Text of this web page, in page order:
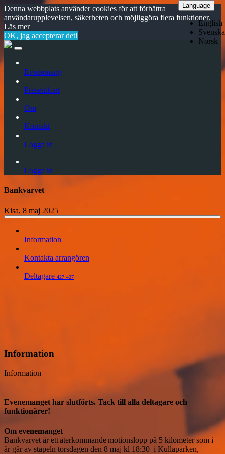
Denna webbplats använder cookies för att förbättra
användarupplevelsen, säkerheten och möjliggöra flera funktioner.
Läs mer
OK, jag accepterar det!
Evenemang
Presentkort
Om
Kontakt
Logga in
Logga in
Bankvarvet
Kisa, 8 maj 2025
Information
Kontakta arrangören
Deltagare 427 427
Information
Language
English
Svenska
Norsk
Information
Evenemanget har slutförts. Tack till alla deltagare och
funktionärer!
Om evenemanget
Bankvarvet är ett återkommande motionslopp på 5 kilometer som i
år går av stapeln torsdagen den 8 maj kl 18:30  i Kullaparken,